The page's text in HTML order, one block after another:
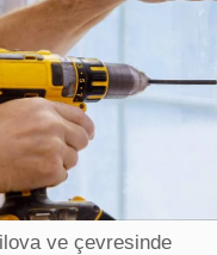
ve çevresinde